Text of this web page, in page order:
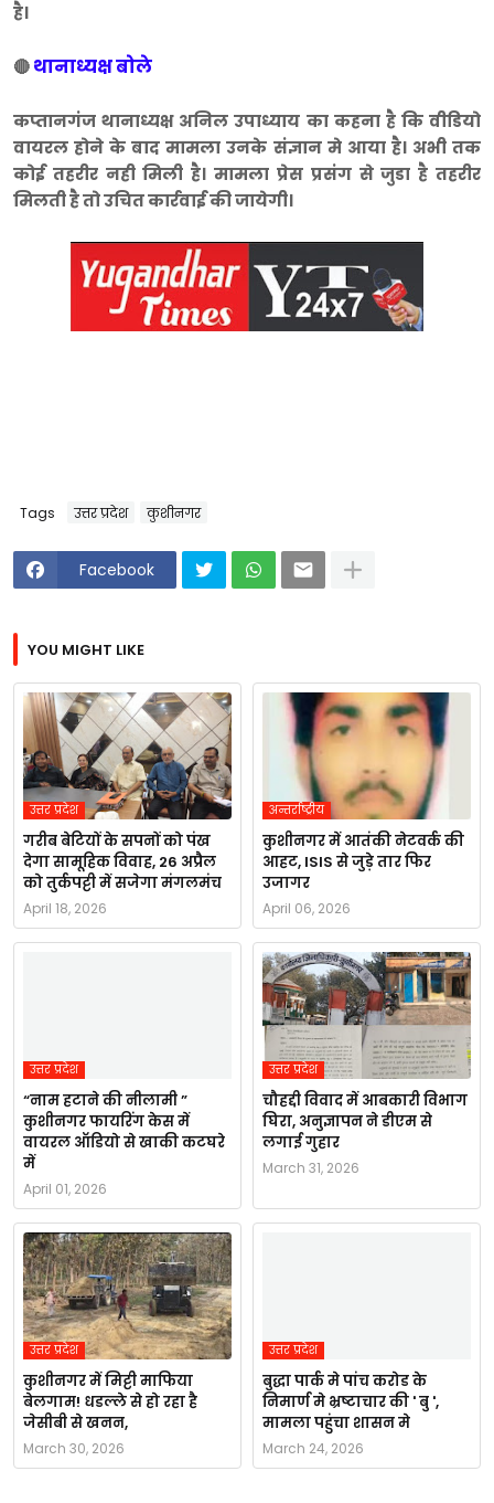
है।
🔴थानाध्यक्ष बोले
कप्तानगंज थानाध्यक्ष अनिल उपाध्याय का कहना है कि वीडियो
वायरल होने के बाद मामला उनके संज्ञान मे आया है। अभी तक
कोई तहरीर नही मिली है। मामला प्रेस प्रसंग से जुडा है तहरीर
मिलती है तो उचित कार्रवाई की जायेगी।
Tags उत्तर प्रदेश कुशीनगर
Facebook
YOU MIGHT LIKE
उत्तर प्रदेश
गरीब बेटियों के सपनों को पंख
देगा सामूहिक विवाह, 26 अप्रैल
को तुर्कपट्टी में सजेगा मंगलमंच
April 18, 2026
अन्तर्राष्ट्रीय
कुशीनगर में आतंकी नेटवर्क की
आहट, ISIS से जुड़े तार फिर
उजागर
April 06, 2026
उत्तर प्रदेश
“नाम हटाने की नीलामी ”
कुशीनगर फायरिंग केस में
वायरल ऑडियो से खाकी कटघरे
में
April 01, 2026
उत्तर प्रदेश
चौहद्दी विवाद में आबकारी विभाग
घिरा, अनुज्ञापन ने डीएम से
लगाई गुहार
March 31, 2026
उत्तर प्रदेश
कुशीनगर में मिट्टी माफिया
बेलगाम! धडल्ले से हो रहा है
जेसीबी से खनन,
March 30, 2026
उत्तर प्रदेश
बुद्धा पार्क मे पांच करोड के
निमार्ण मे भ्रष्टाचार की ' बु ',
मामला पहुंचा शासन मे
March 24, 2026